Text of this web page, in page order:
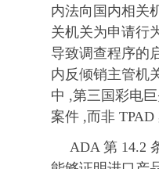
内法向国内相关
关机关为申请行
导致调查程序的
内反倾销主管机
中 ,第三国彩电
案件 ,而非 TPAD
ADA 第 14.2